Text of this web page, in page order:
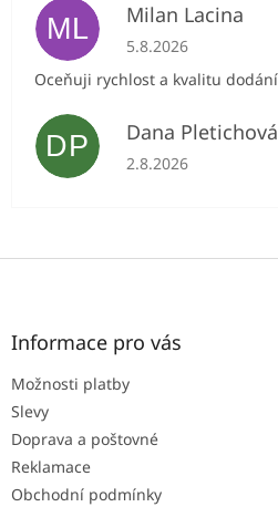
ML Milan Lacina
Hodnocení obchodu
5.8.2026
Oceňuji rychlost a kvalitu dodání
DP Dana Pletichová
Hodnocení obchodu
2.8.2026
Z
Informace pro vás
Možnosti platby
Slevy
Doprava a poštovné
Reklamace
Obchodní podmínky